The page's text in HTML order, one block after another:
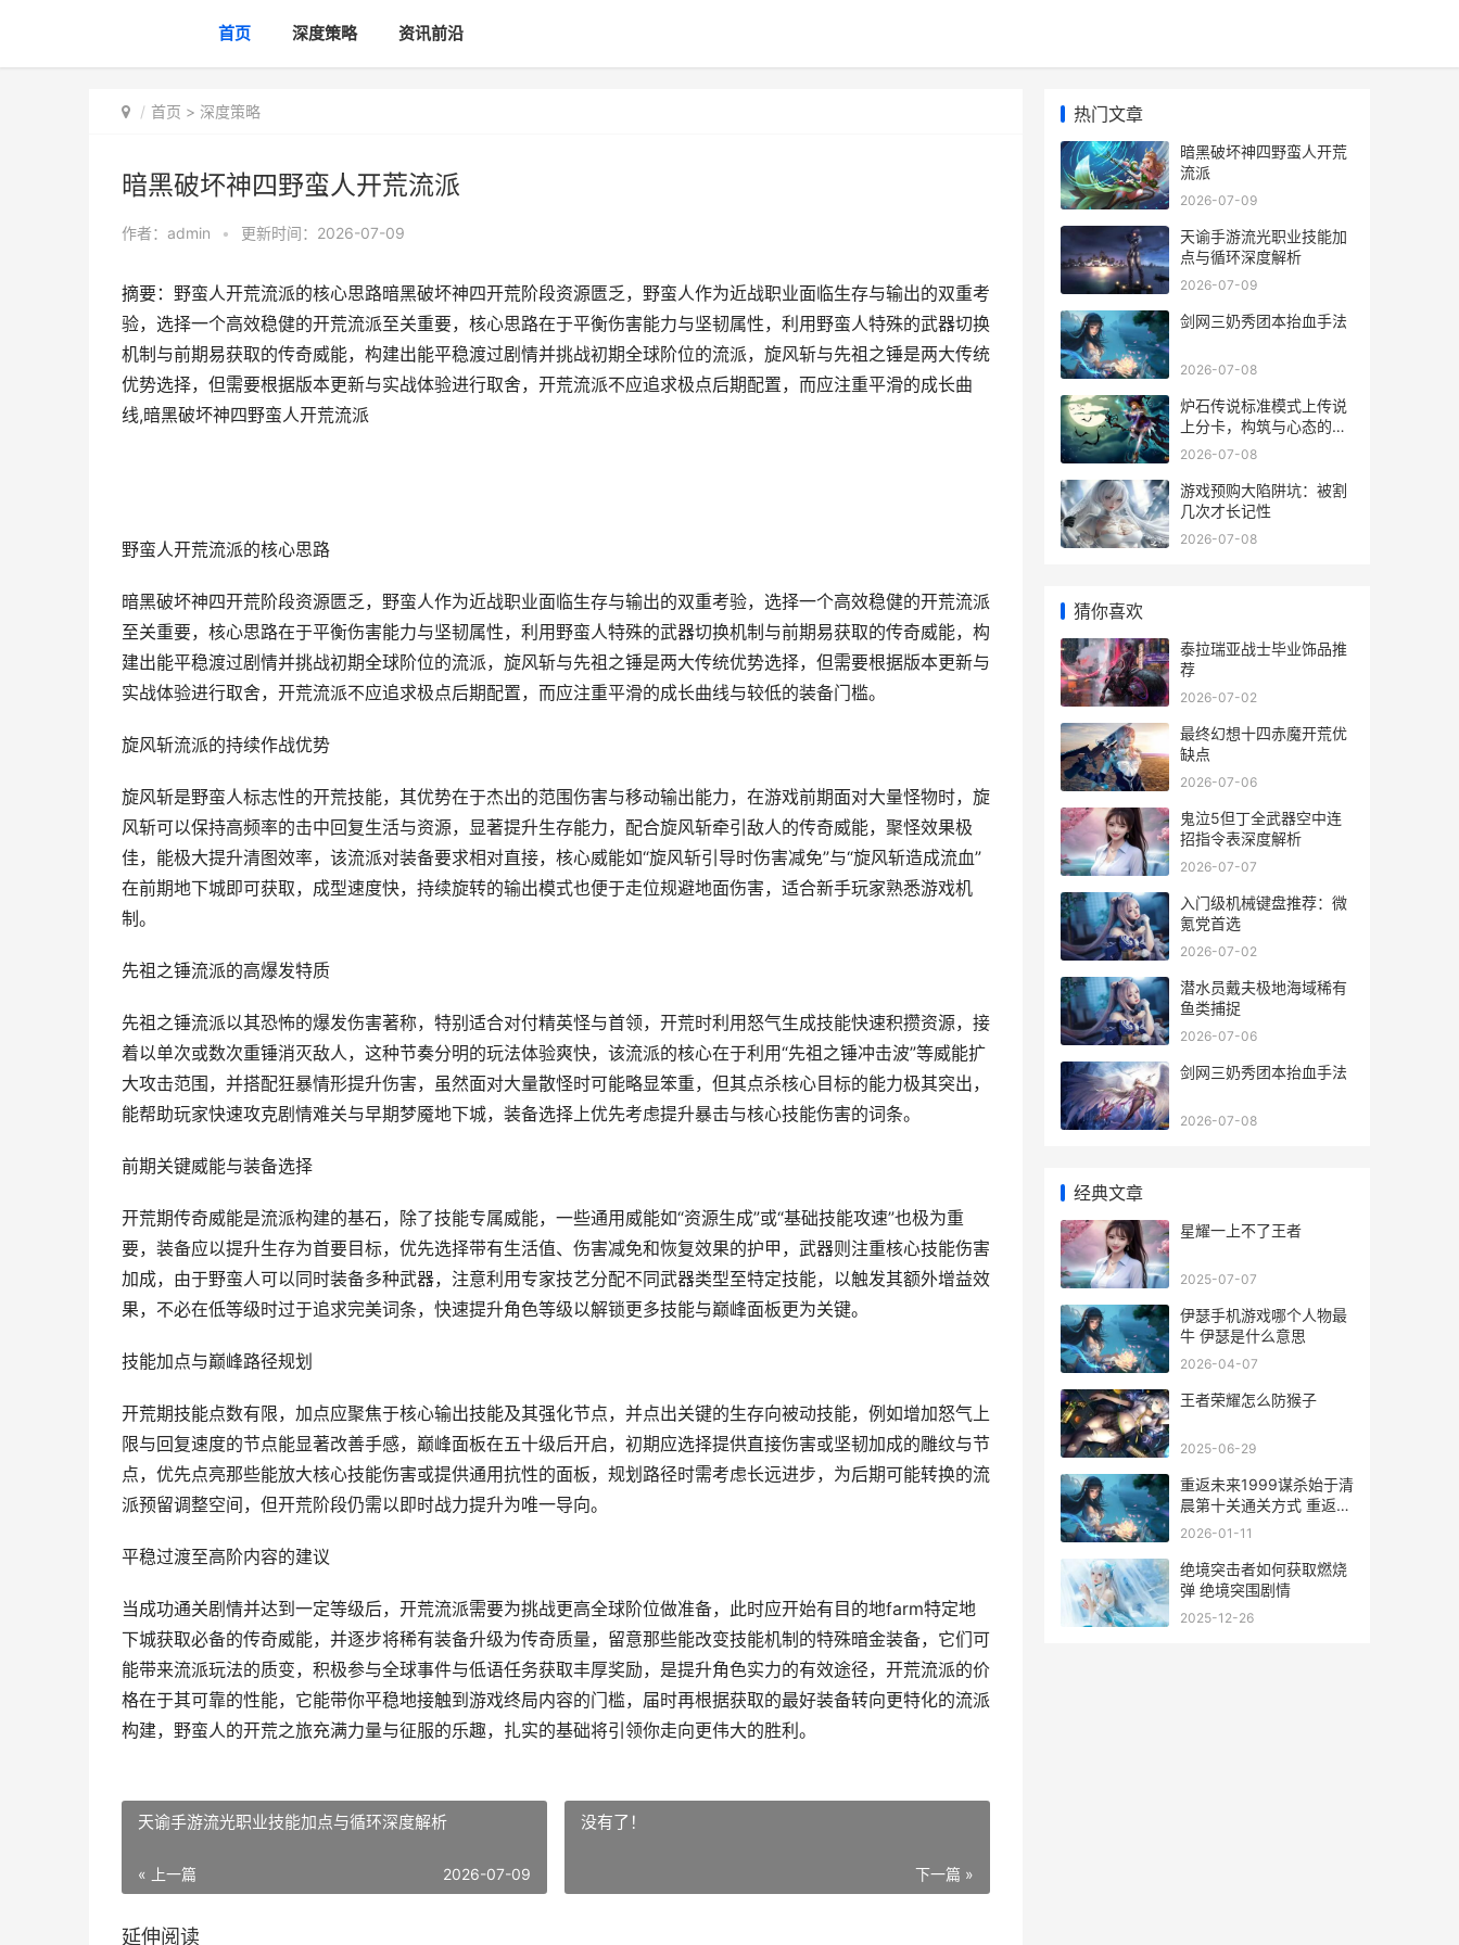
首页 深度策略 资讯前沿
首页 > 深度策略
暗黑破坏神四野蛮人开荒流派
作者： admin • 更新时间：2026-07-09
摘要：野蛮人开荒流派的核心思路暗黑破坏神四开荒阶段资源匮乏，野蛮人作为近战职业面临生存与输出的双重考
验，选择一个高效稳健的开荒流派至关重要，核心思路在于平衡伤害能力与坚韧属性，利用野蛮人特殊的武器切换
机制与前期易获取的传奇威能，构建出能平稳渡过剧情并挑战初期全球阶位的流派，旋风斩与先祖之锤是两大传统
优势选择，但需要根据版本更新与实战体验进行取舍，开荒流派不应追求极点后期配置，而应注重平滑的成长曲
线,暗黑破坏神四野蛮人开荒流派
野蛮人开荒流派的核心思路
暗黑破坏神四开荒阶段资源匮乏，野蛮人作为近战职业面临生存与输出的双重考验，选择一个高效稳健的开荒流派
至关重要，核心思路在于平衡伤害能力与坚韧属性，利用野蛮人特殊的武器切换机制与前期易获取的传奇威能，构
建出能平稳渡过剧情并挑战初期全球阶位的流派，旋风斩与先祖之锤是两大传统优势选择，但需要根据版本更新与
实战体验进行取舍，开荒流派不应追求极点后期配置，而应注重平滑的成长曲线与较低的装备门槛。
旋风斩流派的持续作战优势
旋风斩是野蛮人标志性的开荒技能，其优势在于杰出的范围伤害与移动输出能力，在游戏前期面对大量怪物时，旋
风斩可以保持高频率的击中回复生活与资源，显著提升生存能力，配合旋风斩牵引敌人的传奇威能，聚怪效果极
佳，能极大提升清图效率，该流派对装备要求相对直接，核心威能如“旋风斩引导时伤害减免”与“旋风斩造成流血”
在前期地下城即可获取，成型速度快，持续旋转的输出模式也便于走位规避地面伤害，适合新手玩家熟悉游戏机
制。
先祖之锤流派的高爆发特质
先祖之锤流派以其恐怖的爆发伤害著称，特别适合对付精英怪与首领，开荒时利用怒气生成技能快速积攒资源，接
着以单次或数次重锤消灭敌人，这种节奏分明的玩法体验爽快，该流派的核心在于利用“先祖之锤冲击波”等威能扩
大攻击范围，并搭配狂暴情形提升伤害，虽然面对大量散怪时可能略显笨重，但其点杀核心目标的能力极其突出，
能帮助玩家快速攻克剧情难关与早期梦魇地下城，装备选择上优先考虑提升暴击与核心技能伤害的词条。
前期关键威能与装备选择
开荒期传奇威能是流派构建的基石，除了技能专属威能，一些通用威能如“资源生成”或“基础技能攻速”也极为重
要，装备应以提升生存为首要目标，优先选择带有生活值、伤害减免和恢复效果的护甲，武器则注重核心技能伤害
加成，由于野蛮人可以同时装备多种武器，注意利用专家技艺分配不同武器类型至特定技能，以触发其额外增益效
果，不必在低等级时过于追求完美词条，快速提升角色等级以解锁更多技能与巅峰面板更为关键。
技能加点与巅峰路径规划
开荒期技能点数有限，加点应聚焦于核心输出技能及其强化节点，并点出关键的生存向被动技能，例如增加怒气上
限与回复速度的节点能显著改善手感，巅峰面板在五十级后开启，初期应选择提供直接伤害或坚韧加成的雕纹与节
点，优先点亮那些能放大核心技能伤害或提供通用抗性的面板，规划路径时需考虑长远进步，为后期可能转换的流
派预留调整空间，但开荒阶段仍需以即时战力提升为唯一导向。
平稳过渡至高阶内容的建议
当成功通关剧情并达到一定等级后，开荒流派需要为挑战更高全球阶位做准备，此时应开始有目的地farm特定地
下城获取必备的传奇威能，并逐步将稀有装备升级为传奇质量，留意那些能改变技能机制的特殊暗金装备，它们可
能带来流派玩法的质变，积极参与全球事件与低语任务获取丰厚奖励，是提升角色实力的有效途径，开荒流派的价
格在于其可靠的性能，它能带你平稳地接触到游戏终局内容的门槛，届时再根据获取的最好装备转向更特化的流派
构建，野蛮人的开荒之旅充满力量与征服的乐趣，扎实的基础将引领你走向更伟大的胜利。
天谕手游流光职业技能加点与循环深度解析
« 上一篇 2026-07-09
没有了！
下一篇 »
延伸阅读
热门文章
暗黑破坏神四野蛮人开荒
流派
2026-07-09
天谕手游流光职业技能加
点与循环深度解析
2026-07-09
剑网三奶秀团本抬血手法
2026-07-08
炉石传说标准模式上传说
上分卡，构筑与心态的终
极试炼
2026-07-08
游戏预购大陷阱坑：被割
几次才长记性
2026-07-08
猜你喜欢
泰拉瑞亚战士毕业饰品推
荐
2026-07-02
最终幻想十四赤魔开荒优
缺点
2026-07-06
鬼泣5但丁全武器空中连
招指令表深度解析
2026-07-07
入门级机械键盘推荐：微
氪党首选
2026-07-02
潜水员戴夫极地海域稀有
鱼类捕捉
2026-07-06
剑网三奶秀团本抬血手法
2026-07-08
经典文章
星耀一上不了王者
2025-07-07
伊瑟手机游戏哪个人物最
牛 伊瑟是什么意思
2026-04-07
王者荣耀怎么防猴子
2025-06-29
重返未来1999谋杀始于清
晨第十关通关方式 重返未
来1999官网
2026-01-11
绝境突击者如何获取燃烧
弹 绝境突围剧情
2025-12-26